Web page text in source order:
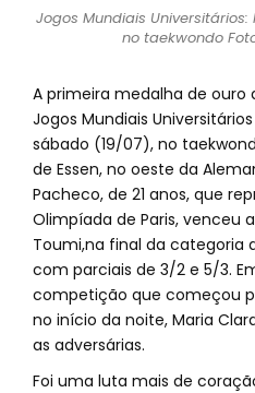
Jogos Mundiais
no taekwondo
A primeira medalha de ouro
Jogos Mundiais
sábado (19/07), no
de Essen, no oeste da
Pacheco, de 21 anos, que
Olimpíada de Paris, venceu
Toumi,na final da categoria
com parciais de 3/2 e 5/3.
competição que começou
no início da noite, Maria
as adversárias.
Foi uma luta mais de